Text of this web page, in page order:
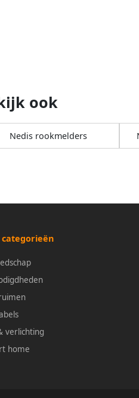
ook
Nedis rookmelders
categorieën
verlichting
home